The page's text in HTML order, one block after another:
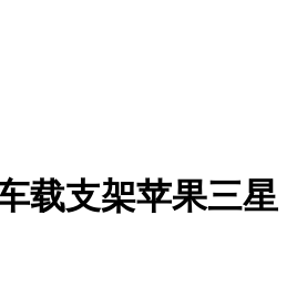
载支架苹果三星